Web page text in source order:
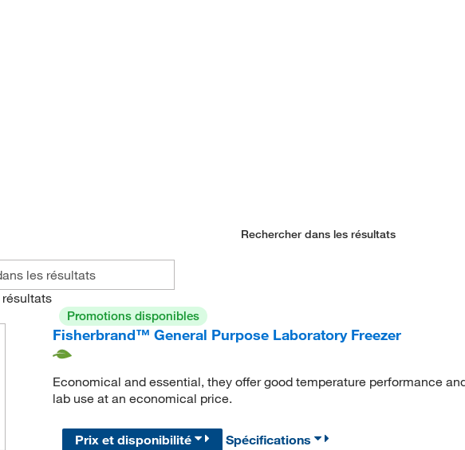
Rechercher dans les résultats
résultats
Promotions disponibles
Fisherbrand™ General Purpose Laboratory Freezer
Economical and essential, they offer good temperature performance
lab use at an economical price.
Prix et disponibilité
Spécifications